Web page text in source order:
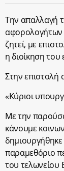
Την απαλλαγή
αφορολογήτων
ζητεί, με
η διοίκηση του
Στην επιστολή
«Κύριοι
Με την
κάνουμε
παραμεθόριο
του τελωνείου